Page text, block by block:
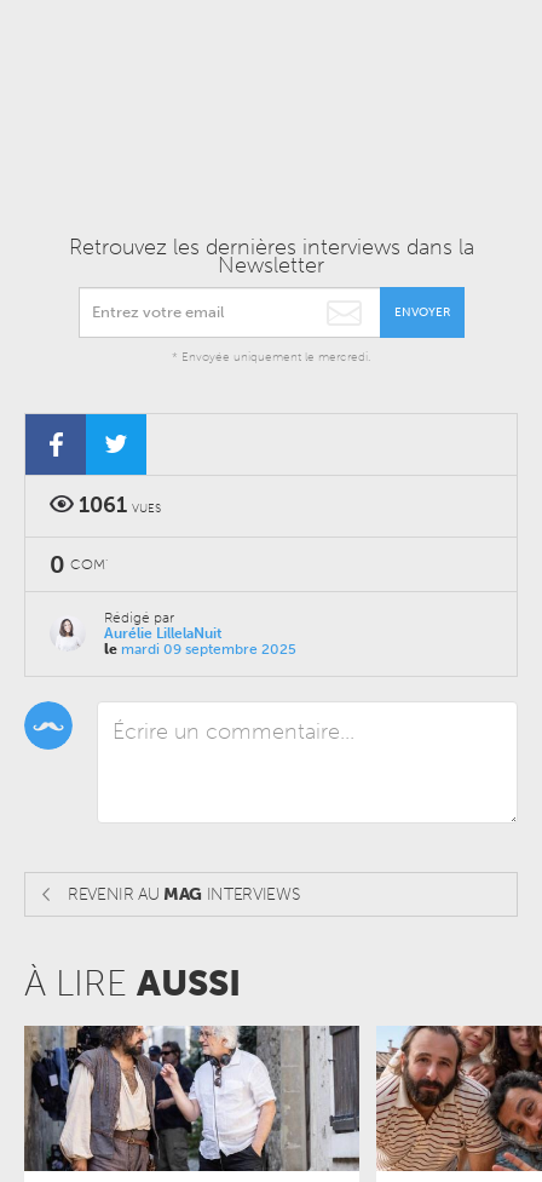
Retrouvez les dernières interviews dans la
Newsletter
ENVOYER
* Envoyée uniquement le mercredi.
1061 VUES
0 COM'
Rédigé par
Aurélie LillelaNuit
le mardi 09 septembre 2025
REVENIR AU MAG INTERVIEWS
À LIRE AUSSI